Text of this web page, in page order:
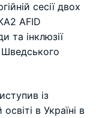
сесії двох
AFID
та інклюзії
Шведського
із
в Україні в